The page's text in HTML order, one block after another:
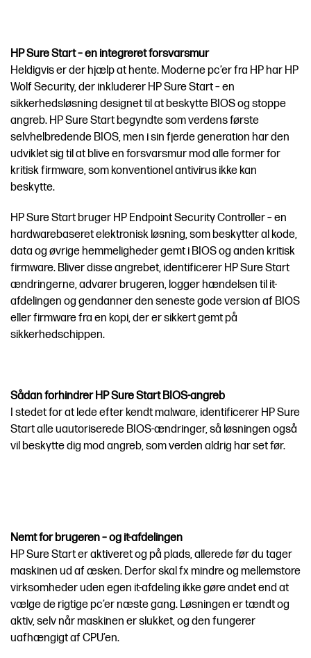
HP Sure Start – en integreret forsvarsmur
Heldigvis er der hjælp at hente. Moderne pc’er fra HP har HP
Wolf Security, der inkluderer HP Sure Start – en
sikkerhedsløsning designet til at beskytte BIOS og stoppe
angreb. HP Sure Start begyndte som verdens første
selvhelbredende BIOS, men i sin fjerde generation har den
udviklet sig til at blive en forsvarsmur mod alle former for
kritisk firmware, som konventionel antivirus ikke kan
beskytte.
HP Sure Start bruger HP Endpoint Security Controller – en
hardwarebaseret elektronisk løsning, som beskytter al kode,
data og øvrige hemmeligheder gemt i BIOS og anden kritisk
firmware. Bliver disse angrebet, identificerer HP Sure Start
ændringerne, advarer brugeren, logger hændelsen til it-
afdelingen og gendanner den seneste gode version af BIOS
eller firmware fra en kopi, der er sikkert gemt på
sikkerhedschippen.
Sådan forhindrer HP Sure Start BIOS-angreb
I stedet for at lede efter kendt malware, identificerer HP Sure
Start alle uautoriserede BIOS-ændringer, så løsningen også
vil beskytte dig mod angreb, som verden aldrig har set før.
Nemt for brugeren – og it-afdelingen
HP Sure Start er aktiveret og på plads, allerede før du tager
maskinen ud af æsken. Derfor skal fx mindre og mellemstore
virksomheder uden egen it-afdeling ikke gøre andet end at
vælge de rigtige pc’er næste gang. Løsningen er tændt og
aktiv, selv når maskinen er slukket, og den fungerer
uafhængigt af CPU’en.